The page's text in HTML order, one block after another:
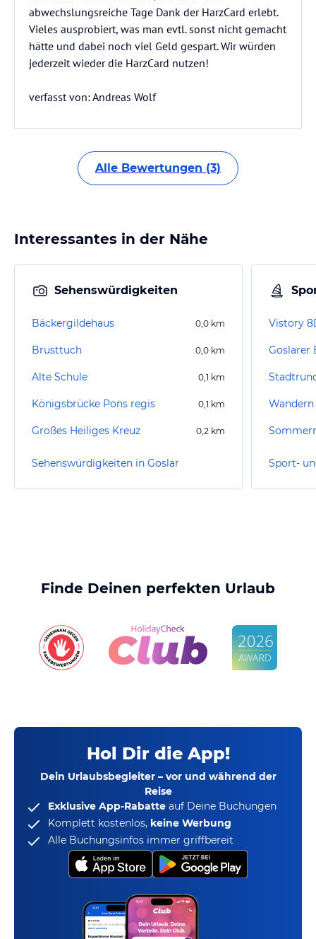
abwechslungsreiche Tage Dank der HarzCard erlebt.
Vieles ausprobiert, was man evtl. sonst nicht gemacht
hätte und dabei noch viel Geld gespart. Wir würden
jederzeit wieder die HarzCard nutzen!
verfasst von: Andreas Wolf
Alle Bewertungen (3)
Interessantes in der Nähe
Sehenswürdigkeiten
Bäckergildehaus 0,0 km
Brusttuch 0,0 km
Alte Schule 0,1 km
Königsbrücke Pons regis 0,1 km
Großes Heiliges Kreuz 0,2 km
Sehenswürdigkeiten in Goslar
Vistory
Goslarer
Wandern
Sport-
Finde Deinen perfekten Urlaub
Hol Dir die App!
Dein Urlaubsbegleiter – vor und während der
Reise
Exklusive App-Rabatte auf Deine Buchungen
Komplett kostenlos, keine Werbung
Alle Buchungsinfos immer griffbereit